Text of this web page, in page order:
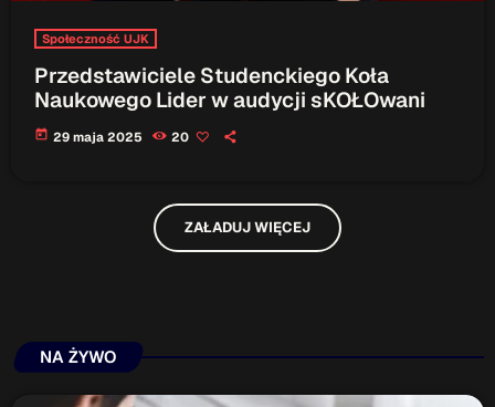
Społeczność UJK
Przedstawiciele Studenckiego Koła
Naukowego Lider w audycji sKOŁOwani
today 29 maja 2025 20
ZAŁADUJ WIĘCEJ
NA ŻYWO